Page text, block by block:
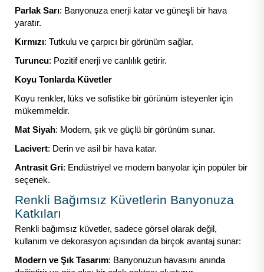
Parlak Sarı: Banyonuza enerji katar ve güneşli bir hava
yaratır.
Kırmızı: Tutkulu ve çarpıcı bir görünüm sağlar.
Turuncu: Pozitif enerji ve canlılık getirir.
Koyu Tonlarda Küvetler
Koyu renkler, lüks ve sofistike bir görünüm isteyenler için
mükemmeldir.
Mat Siyah: Modern, şık ve güçlü bir görünüm sunar.
Lacivert: Derin ve asil bir hava katar.
Antrasit Gri: Endüstriyel ve modern banyolar için popüler bir
seçenek.
Renkli Bağımsız Küvetlerin Banyonuza
Katkıları
Renkli bağımsız küvetler, sadece görsel olarak değil,
kullanım ve dekorasyon açısından da birçok avantaj sunar:
Modern ve Şık Tasarım: Banyonuzun havasını anında